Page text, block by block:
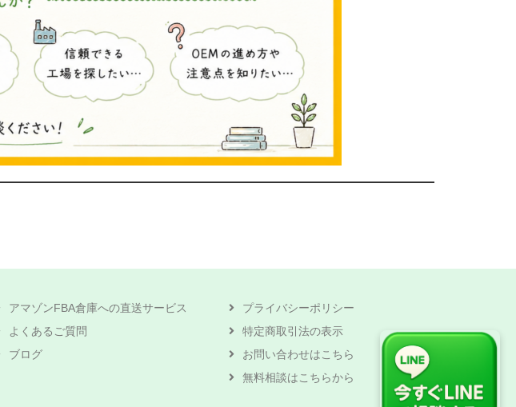
アマゾンFBA倉庫への直送サービス
よくあるご質問
ブログ
プライバシーポリシー
特定商取引法の表示
お問い合わせはこちら
無料相談はこちらから